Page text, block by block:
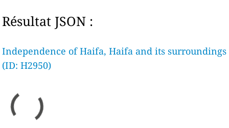
Résultat JSON :
Independence of Haifa, Haifa and its surroundings
(ID: H2950)